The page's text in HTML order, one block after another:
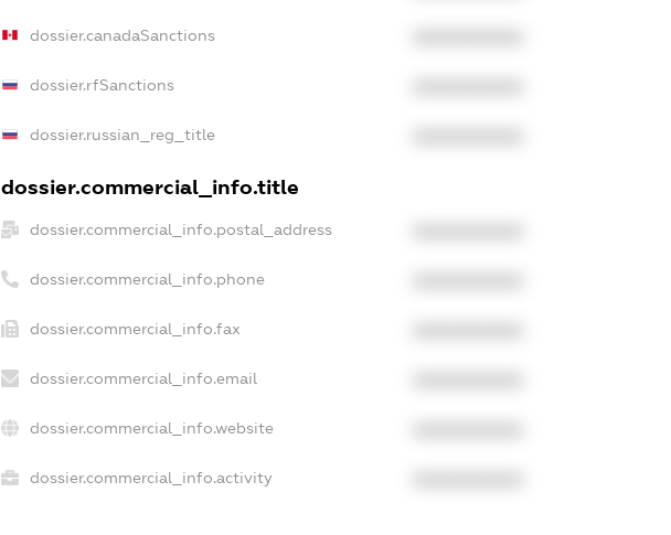
dossier.canadaSanctions
dossier.rfSanctions
dossier.russian_reg_title
dossier.commercial_info.title
dossier.commercial_info.postal_address
dossier.commercial_info.phone
dossier.commercial_info.fax
dossier.commercial_info.email
dossier.commercial_info.website
dossier.commercial_info.activity